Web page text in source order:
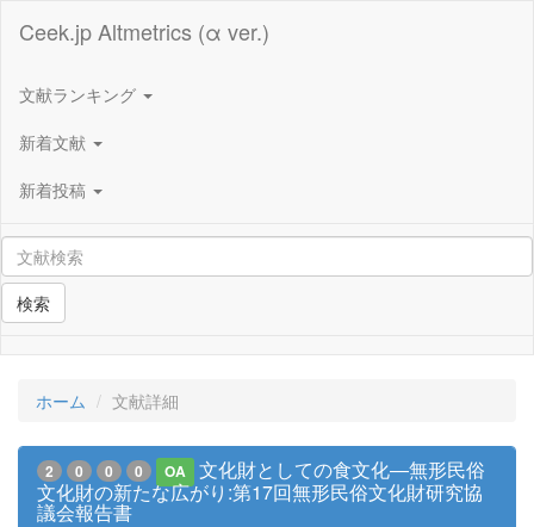
Ceek.jp Altmetrics (α ver.)
文献ランキング
新着文献
新着投稿
検索
ホーム 文献詳細
2 0 0 0 OA
文化財としての食文化―無形民俗
文化財の新たな広がり:第17回無形民俗文化財研究協
議会報告書